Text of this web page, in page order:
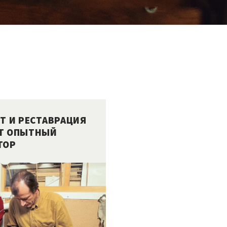
И РЕСТАВРАЦИЯ
ОПЫТНЫЙ